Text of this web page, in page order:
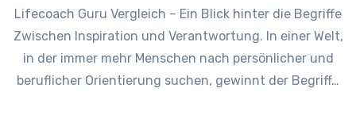
Lifecoach Guru Vergleich – Ein Blick hinter die Begriffe
Zwischen Inspiration und Verantwortung. In einer Welt,
in der immer mehr Menschen nach persönlicher und
beruflicher Orientierung suchen, gewinnt der Begriff…